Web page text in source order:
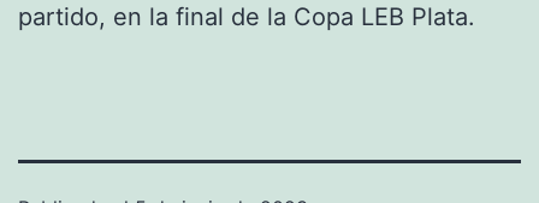
partido, en la final de la Copa LEB Plata.